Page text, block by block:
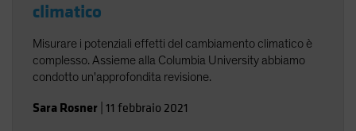
climatico
Misurare i potenziali effetti del cambiamento climatico è
complesso. Assieme alla Columbia University abbiamo
condotto un'approfondita revisione.
Sara Rosner 11 febbraio 2021